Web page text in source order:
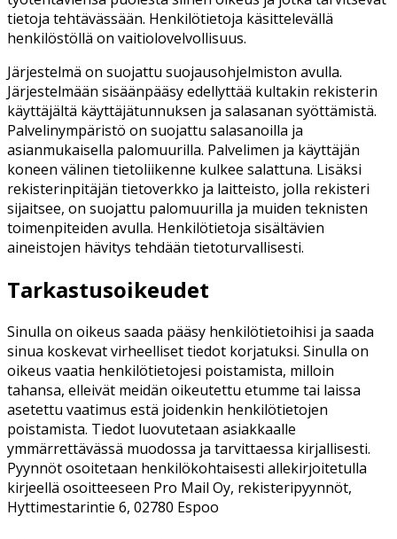
tietoja tehtävässään. Henkilötietoja käsittelevällä
henkilöstöllä on vaitiolovelvollisuus.
Järjestelmä on suojattu suojausohjelmiston avulla.
Järjestelmään sisäänpääsy edellyttää kultakin rekisterin
käyttäjältä käyttäjätunnuksen ja salasanan syöttämistä.
Palvelinympäristö on suojattu salasanoilla ja
asianmukaisella palomuurilla. Palvelimen ja käyttäjän
koneen välinen tietoliikenne kulkee salattuna. Lisäksi
rekisterinpitäjän tietoverkko ja laitteisto, jolla rekisteri
sijaitsee, on suojattu palomuurilla ja muiden teknisten
toimenpiteiden avulla. Henkilötietoja sisältävien
aineistojen hävitys tehdään tietoturvallisesti.
Tarkastusoikeudet
Sinulla on oikeus saada pääsy henkilötietoihisi ja saada
sinua koskevat virheelliset tiedot korjatuksi. Sinulla on
oikeus vaatia henkilötietojesi poistamista, milloin
tahansa, elleivät meidän oikeutettu etumme tai laissa
asetettu vaatimus estä joidenkin henkilötietojen
poistamista. Tiedot luovutetaan asiakkaalle
ymmärrettävässä muodossa ja tarvittaessa kirjallisesti.
Pyynnöt osoitetaan henkilökohtaisesti allekirjoitetulla
kirjeellä osoitteeseen Pro Mail Oy, rekisteripyynnöt,
Hyttimestarintie 6, 02780 Espoo